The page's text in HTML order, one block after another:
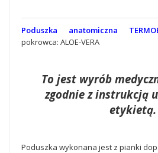
Poduszka anatomiczna
pokrowca: ALOE-VERA
To jest wyrób
zgodnie z instrukcją
etykietą.
Poduszka wykonana jest z pianki